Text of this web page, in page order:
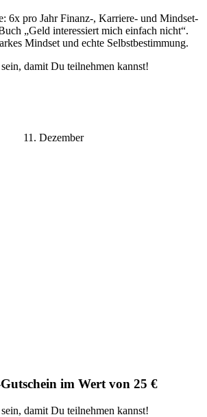
6x pro Jahr Finanz-, Karriere- und Mindset-
„Geld interessiert mich einfach nicht“.
Mindset und echte Selbstbestimmung.
damit Du teilnehmen kannst!
11. Dezember
im Wert von 25 €
damit Du teilnehmen kannst!